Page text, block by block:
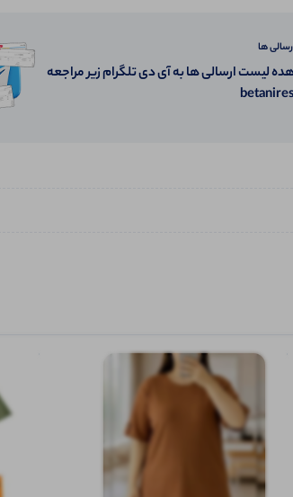
ها
لیست ارسالی ها به آی دی تلگرام زیر مراجعه